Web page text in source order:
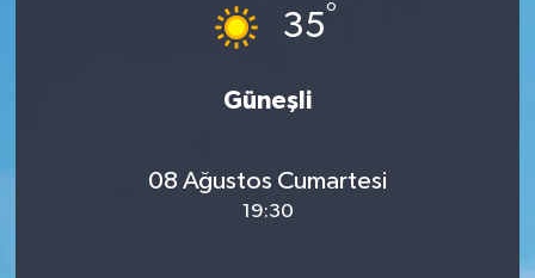
35°
Güneşli
08 Ağustos Cumartesi
19:30